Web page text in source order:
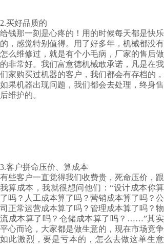
2.买好品质的
给钱那一刻是心疼的！用的时候每天都是快乐
的，感觉特别值得。用了好多年，机械都没有
怎么维修过，就是有个小毛病，厂家的售后做
的非常好。我们富意德机械敢承诺，凡是在我
们家购买过机器的客户，我们都会有存档的，
如果机器出现问题，我们都会去处理，终身售
后维护的。
3.客户拼命压价、算成本
有些客户一直觉得我们收费贵，死命压价，跟
我算成本，我就很想问他们：“设计成本你算
了吗？人工成本算了吗？营销成本算了吗？公
司正常运营成本算了吗？管理成本算了吗？物
流成本算了吗？仓储成本算了吗？……”其实
平心而论，大家都是做生意的，现在市场竞争
如此激烈，要是亏本的，怎么去做这单生意